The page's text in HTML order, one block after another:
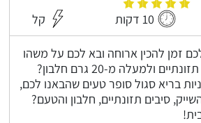
10 דקות קל
זמן להכין ארוחה ובא לכם על משהו
זריז מתוק עם סיבים תזונתיים ולמעלה מ-20 גרם חלבון?
בריא סגול סופר טעים שהבאנו לכם,
השייק, סיבים תזונתיים, חלבון והטעם?